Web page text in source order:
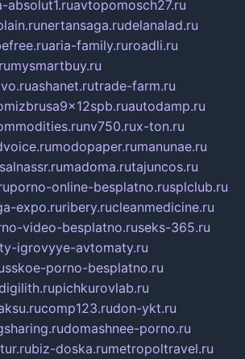
absolut1.ruavtopomosch27.ru
nertansaga.rudelanalad.ru
aria-family.ruroadli.ru
mysmartbuy.ru
ashanet.rutrade-farm.ru
autodamp.ru
nv750.rux-ton.ru
modopaper.rumanunae.ru
madoma.rutajuncos.ru
porno-online-besplatno.rusplclub.ru
expo.ruribery.rucleanmedicine.ru
video-besplatno.ruseks-365.ru
igrovyye-avtomaty.ru
porno-besplatno.ru
pichkurovlab.ru
comp123.rudon-ykt.ru
domashnee-porno.ru
biz-doska.rumetropoltravel.ru